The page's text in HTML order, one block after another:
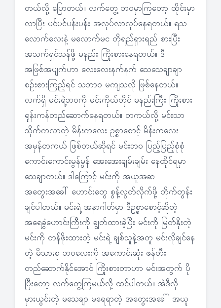
တယ်လို့ ပြောတယ်။ လက်တွေ့ ဘဝမှာကြတော့ ထိုင်းမှာ
လာပြီး ပင်ပင်ပန်းပန်း အလုပ်လာလုပ်နေရတယ်။ ရသ
လောက်လေးနဲ့ မလောက်မင တိုရည်ရှားရည် စားပြီး
အသက်ရှင်သန်ဖို့ မနည်း ကြိုးစားနေရတယ်။ ဒီ
အဖြစ်အပျက်ဟာ လေးလေးနက်နက် သေသေချာချာ
စဉ်းစားကြည့်ရင် သဘာ၀ မကျသလို ဖြစ်နေတယ်။
လက်ရှိ မင်းရဲ့ဘဝကို မင်းကိုယ်တိုင် မနည်းကြီး ကြိုးစား
ရုန်းကန်တည်ဆောက်နေရတယ်။ တကယ်လို့ မင်းသာ
သိုက်ကလာတဲ့ မိန်းကလေး ဥစ္စာစောင့် မိန်းကလေး
အမှန်တကယ် ဖြစ်တယ်ဆိုရင် မင်းဘ၀ ပြည့်ပြည့်စုံစုံ
ကောင်းကောင်းမွန်မွန် အေးအေးချမ်းချမ်း နေထိုင်ရမှာ
သေချာတယ်။ ဒါကြောင့် မင်းကို အယူအဆ
အတွေးအခေါ် ဟောင်းတွေ စွန့်လွတ်လိုက်ဖို့ တိုက်တွန်း
ချင်ပါတယ်။ မင်းရဲ့ အနာဂါတ်မှာ ဒီဥစ္စာစောင့်ဆိုတဲ့
အရေခွံဟောင်းကြီးကို ချွတ်ထားခဲ့ပြီး မင်းကို မြတ်နိုးတဲ့
မင်းကို တန်ဖိုးထားတဲ့ မင်းရဲ့ ချစ်သူနဲ့အတူ မင်းလိုချင်နေ
တဲ့ မိသားစု ဘဝလေးကို အကောင်းဆုံး ဖန်တီး
တည်ဆောက်နိုင်အောင် ကြိုးစားတာဟာ မင်းအတွက် ပို
ပြီးတော့ လက်တွေ့ကြမယ်လို့ ထင်ပါတယ်။ အဲဒီလို
မှားယွင်းတဲ့ မသေချာ မရေရာတဲ့ အတွေးအခေါ် အယူ